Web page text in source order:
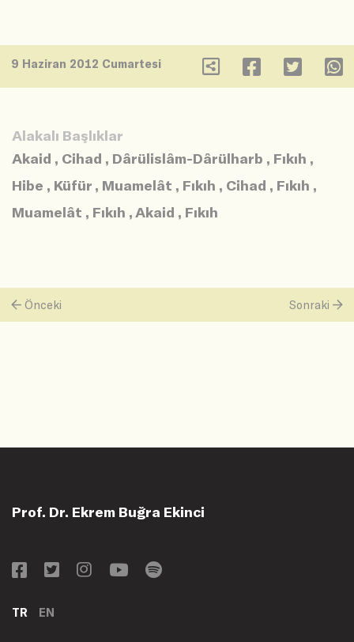
9 Haziran 2012 Cumartesi
Alakalı Başlıklar
Akaid , Cihad , Dârülislâm-Dârülharb , Fıkıh ,
Hibe , Küfür , Muamelât , Fıkıh , Cihad , Fıkıh ,
Muamelât , Fıkıh , Akaid , Fıkıh
Önceki Sonraki
Prof. Dr. Ekrem Buğra Ekinci
TR EN